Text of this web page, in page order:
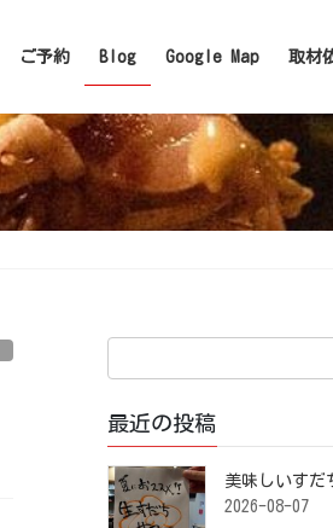
ご予約 Blog Google Map 取材
最近の投稿
美味しいすだ
2026-08-07